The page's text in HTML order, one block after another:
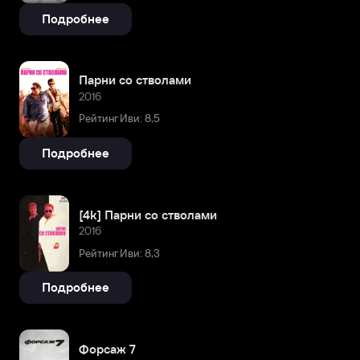
Подробнее
Парни со стволами
2016
Рейтинг Иви: 8,5
Подробнее
[4k] Парни со стволами
2016
Рейтинг Иви: 8,3
Подробнее
Форсаж 7